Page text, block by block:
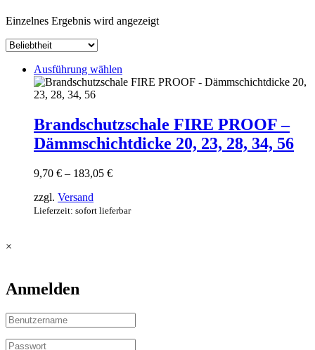
Einzelnes Ergebnis wird angezeigt
Ausführung wählen
Produkt
Varianten
auf.
Die
Produktseite
Brandschutzschale FIRE PROOF –
Dämmschichtdicke 20, 23, 28, 34, 56
9,70 € – 183,05 €Preisspanne:
183,05 €
zzgl. Versand
Lieferzeit: sofort lieferbar
×
Anmelden